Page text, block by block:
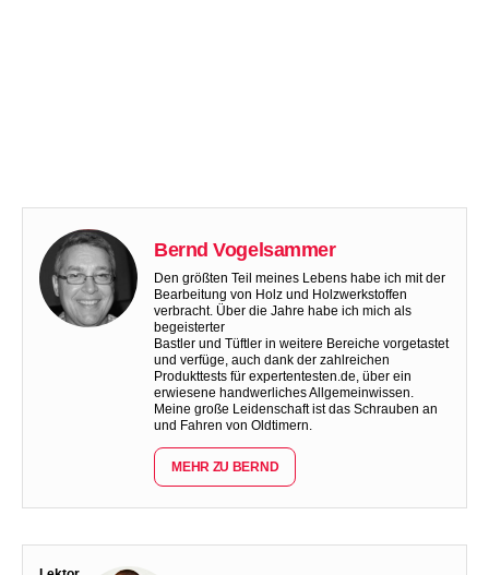
Bernd Vogelsammer
Den größten Teil meines Lebens habe ich mit der
Bearbeitung von Holz und Holzwerkstoffen
verbracht. Über die Jahre habe ich mich als
begeisterter
Bastler und Tüftler in weitere Bereiche vorgetastet
und verfüge, auch dank der zahlreichen
Produkttests für expertentesten.de, über ein
erwiesene handwerliches Allgemeinwissen.
Meine große Leidenschaft ist das Schrauben an
und Fahren von Oldtimern.
MEHR ZU BERND